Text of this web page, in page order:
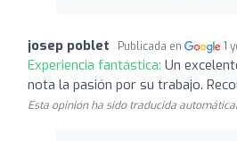
josep poblet Publicada en 1
Experiencia fantástica: Un
nota la pasión por su trabajo.
Esta opinión ha sido traducida